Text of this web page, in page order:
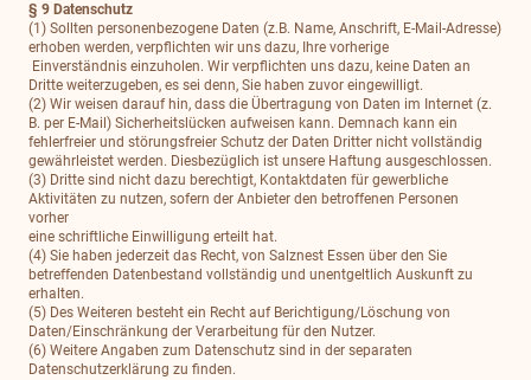
§ 9 Datenschutz
(1) Sollten personenbezogene Daten (z.B. Name, Anschrift, E-Mail-Adresse)
erhoben werden, verpflichten wir uns dazu, Ihre vorherige
Einverständnis einzuholen. Wir verpflichten uns dazu, keine Daten an
Dritte weiterzugeben, es sei denn, Sie haben zuvor eingewilligt.
(2) Wir weisen darauf hin, dass die Übertragung von Daten im Internet (z.
B. per E-Mail) Sicherheitslücken aufweisen kann. Demnach kann ein
fehlerfreier und störungsfreier Schutz der Daten Dritter nicht vollständig
gewährleistet werden. Diesbezüglich ist unsere Haftung ausgeschlossen.
(3) Dritte sind nicht dazu berechtigt, Kontaktdaten für gewerbliche
Aktivitäten zu nutzen, sofern der Anbieter den betroffenen Personen
vorher
eine schriftliche Einwilligung erteilt hat.
(4) Sie haben jederzeit das Recht, von Salznest Essen über den Sie
betreffenden Datenbestand vollständig und unentgeltlich Auskunft zu
erhalten.
(5) Des Weiteren besteht ein Recht auf Berichtigung/Löschung von
Daten/Einschränkung der Verarbeitung für den Nutzer.
(6) Weitere Angaben zum Datenschutz sind in der separaten
Datenschutzerklärung zu finden.